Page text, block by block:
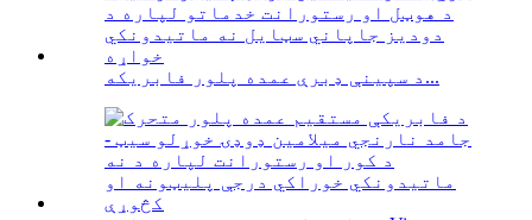
د سپینې ډبرې عمده پلور فابریکه...